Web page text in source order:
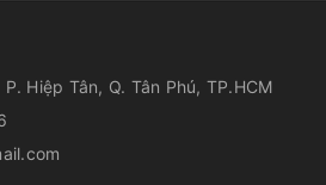
Hiệp Tân, Q. Tân Phú, TP.HCM